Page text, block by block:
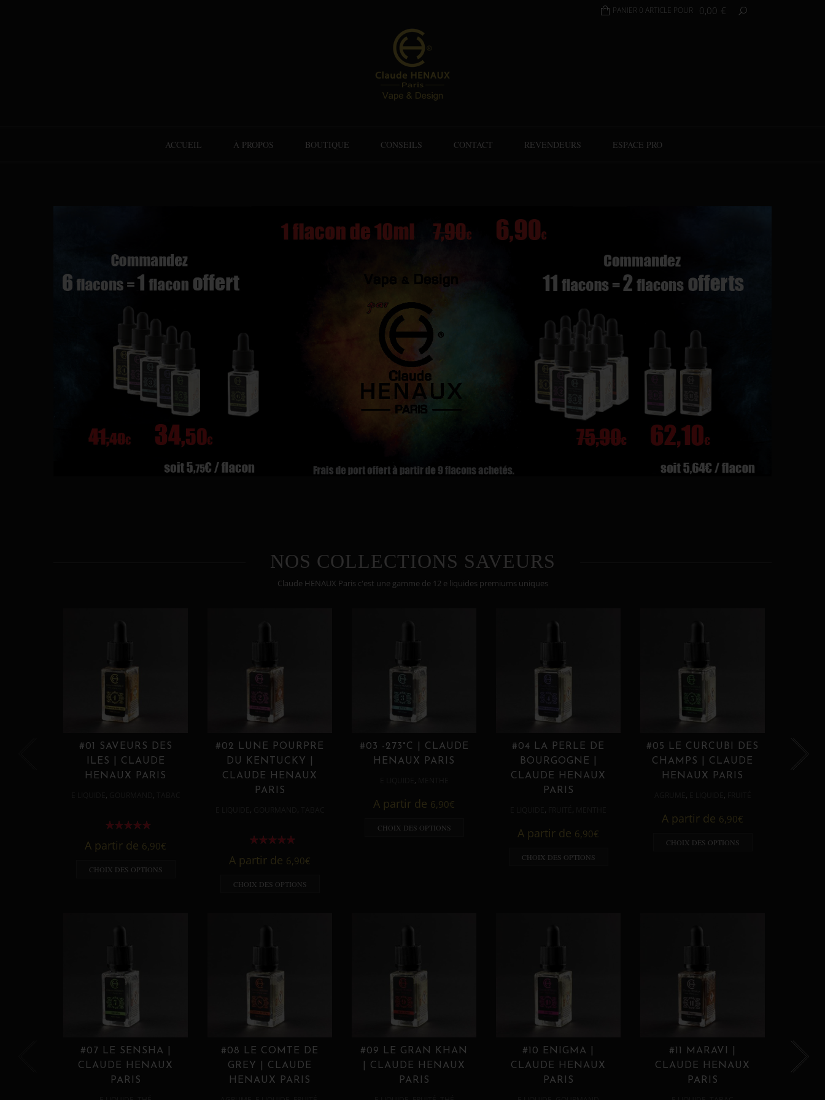
PANIER 0 ARTICLE POUR 0,00 €
ACCUEIL À PROPOS BOUTIQUE CONSEILS CONTACT REVENDEURS ESPACE PRO
NOS COLLECTIONS SAVEURS
Claude HENAUX Paris c'est une gamme de 12 e liquides premiums uniques
#01 SAVEURS DES
ILES | CLAUDE
HENAUX PARIS
, ,
A partir de 6,90€
CHOIX DES OPTIONS
#02 LUNE POURPRE
DU KENTUCKY |
CLAUDE HENAUX
PARIS
, ,
A partir de 6,90€
CHOIX DES OPTIONS
#03 -273°C | CLAUDE
HENAUX PARIS
,
A partir de 6,90€
CHOIX DES OPTIONS
#04 LA PERLE DE
BOURGOGNE |
CLAUDE HENAUX
PARIS
, ,
A partir de 6,90€
CHOIX DES OPTIONS
#05 LE CURCUBI DES
CHAMPS | CLAUDE
HENAUX PARIS
, ,
A partir de 6,90€
CHOIX DES OPTIONS
#07 LE SENSHA |
CLAUDE HENAUX
PARIS
#08 LE COMTE DE
GREY | CLAUDE
HENAUX PARIS
#09 LE GRAN KHAN
| CLAUDE HENAUX
PARIS
#10 ENIGMA |
CLAUDE HENAUX
PARIS
#11 MARAVI |
CLAUDE HENAUX
PARIS